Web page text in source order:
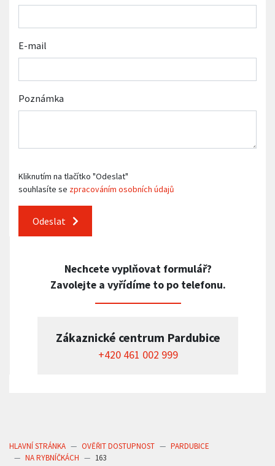
E-mail
Poznámka
Kliknutím na tlačítko "Odeslat"
souhlasíte se zpracováním osobních údajů
Odeslat
Nechcete vyplňovat formulář?
Zavolejte a vyřídíme to po telefonu.
Zákaznické centrum Pardubice
+420 461 002 999
HLAVNÍ STRÁNKA OVĚŘIT DOSTUPNOST
PARDUBICE
NA RYBNÍČKÁCH
163